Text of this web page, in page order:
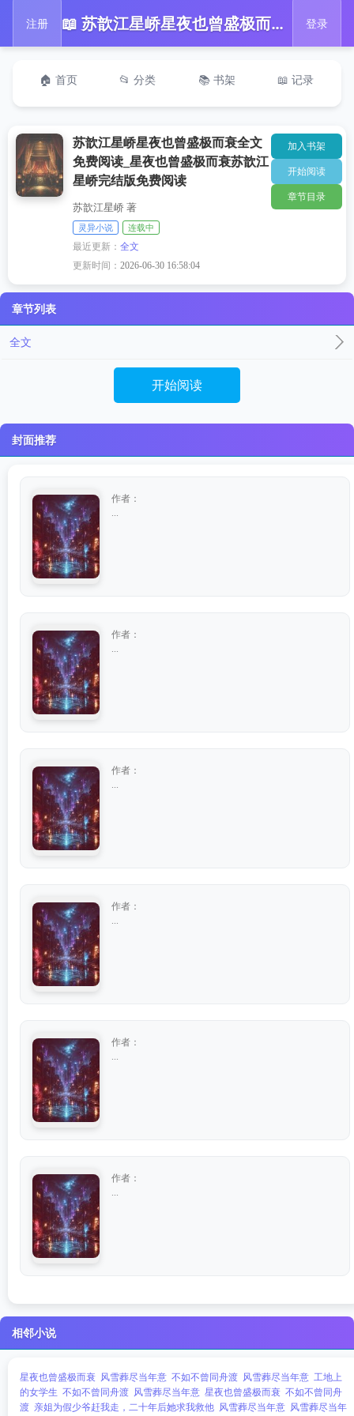
注册 📖 苏歆江星峤星夜也曾盛极而衰全文免费阅读_星夜也曾盛极而衰苏歆江星峤完结版免费阅读 登录
🏠 首页 📂 分类 📚 书架 📖 记录
苏歆江星峤星夜也曾盛极而衰全文
免费阅读_星夜也曾盛极而衰苏歆江
星峤完结版免费阅读
苏歆江星峤 著
灵异小说 连载中
最近更新：全文
更新时间：2026-06-30 16:58:04
加入书架
开始阅读
章节目录
章节列表
全文
开始阅读
封面推荐
作者：
作者：
作者：
作者：
作者：
作者：
相邻小说
星夜也曾盛极而衰 风雪葬尽当年意 不如不曾同舟渡 风雪葬尽当年意 工地上
的女学生 不如不曾同舟渡 风雪葬尽当年意 星夜也曾盛极而衰 不如不曾同舟
渡 亲姐为假少爷赶我走，二十年后她求我救他 风雪葬尽当年意 风雪葬尽当年